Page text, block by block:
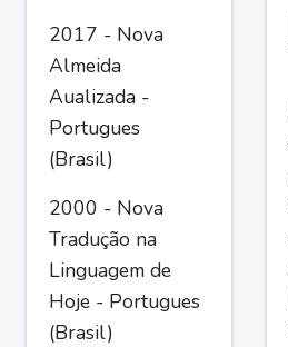
2017 - Nova
Almeida
Aualizada -
Portugues
(Brasil)
2000 - Nova
Tradução na
Linguagem de
Hoje - Portugues
(Brasil)